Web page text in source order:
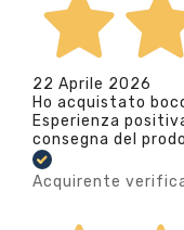
22 Aprile 2026
Ho acquistato
Esperienza
consegna del
Acquirente